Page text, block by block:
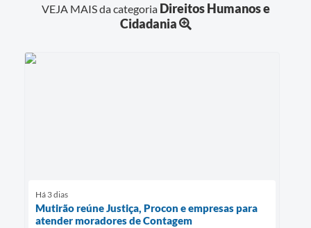
VEJA MAIS da categoria Direitos Humanos e
Cidadania
Há 3 dias
Mutirão reúne Justiça, Procon e empresas para
atender moradores de Contagem